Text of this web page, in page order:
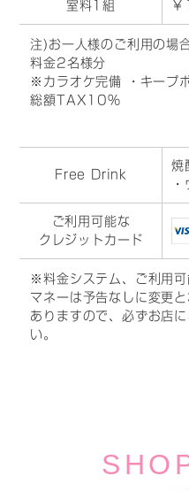
室料1組
注)お一人様のご利用の
料金2名様分
※カラオケ完備 ・キープ
総額TAX10%
Free Drink
焼
ご利用可能な
クレジットカード
※料金システム、ご利用
マネーは予告なしに変更
ありますので、必ずお店
い。